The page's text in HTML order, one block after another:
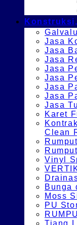
Jasa
Jasa
Jasa
Jasa
Jasa
Jasa
Jasa
Jasa
Karet
Clean
Vinyl
Bunga
Moss
PU
Tiang